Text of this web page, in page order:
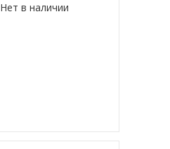
Нет в наличии